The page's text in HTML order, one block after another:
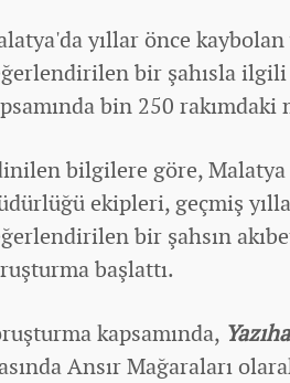
yıllar önce
bir şahısla ilgili
bin 250
bilgilere göre,
ekipleri, geçmiş
bir şahsın
başlattı.
kapsamında,
Ansır Mağaraları